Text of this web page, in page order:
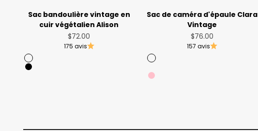
Sac bandoulière vintage en
cuir végétalien Alison
Prix de vente
$72.00
175 avis
Angola Red
Black
Sac de caméra d'épaule Clara
Vintage
Prix de vente
$76.00
157 avis
Angola Red
Muted Lilac
Pink